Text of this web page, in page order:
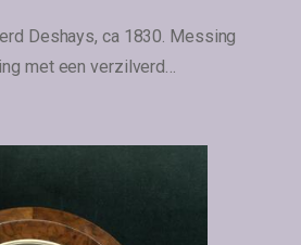
Deshays, ca 1830. Messing
met een verzilverd…